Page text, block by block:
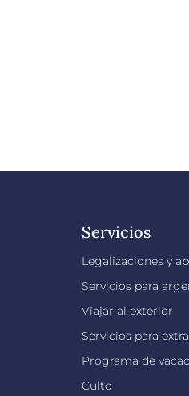
Servicios
Legalizaciones y
Servicios para
Viajar al exterior
Servicios para
Programa de
Culto